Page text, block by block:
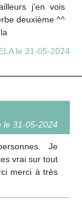
j'en vois
deuxième ^^
le 31-05-2024
le 31-05-2024
Je
vrai sur tout
merci à très